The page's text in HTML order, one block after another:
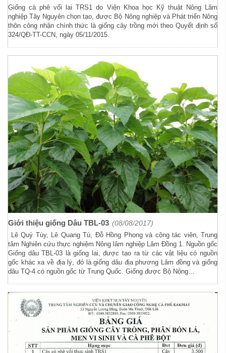
Giống cà phê vối lai TRS1 do Viện Khoa học Kỹ thuật Nông Lâm
nghiệp Tây Nguyên chọn tạo, được Bộ Nông nghiệp và Phát triển Nông
thôn công nhận chính thức là giống cây trồng mới theo Quyết định số
324/QĐ-TT-CCN, ngày 05/11/2015.
Giới thiệu giống Dâu TBL-03 (08/08/2017)
Lê Quý Tùy, Lê Quang Tú, Đỗ Hồng Phong và cộng tác viên, Trung
tâm Nghiên cứu thực nghiệm Nông lâm nghiệp Lâm Đồng 1. Nguồn gốc
Giống dâu TBL-03 là giống lai, được tạo ra từ các vật liệu có nguồn
gốc khác xa về địa lý, đó là giống dâu địa phương Lâm đồng và giống
dâu TQ-4 có nguồn gốc từ Trung Quốc. Giống được Bộ Nông…